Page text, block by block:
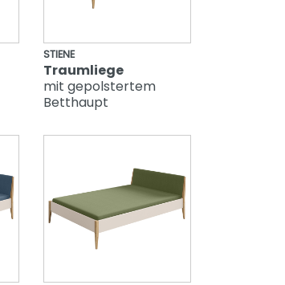
STIENE
Traumliege
mit gepolstertem
Betthaupt